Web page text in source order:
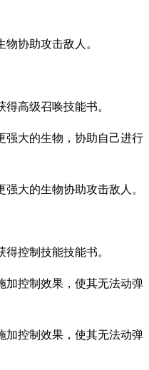
协助攻击敌人。
高级召唤技能书。
强大的生物，协助自己进行
大的生物协助攻击敌人。
控制技能技能书。
加控制效果，使其无法动弹
加控制效果，使其无法动弹